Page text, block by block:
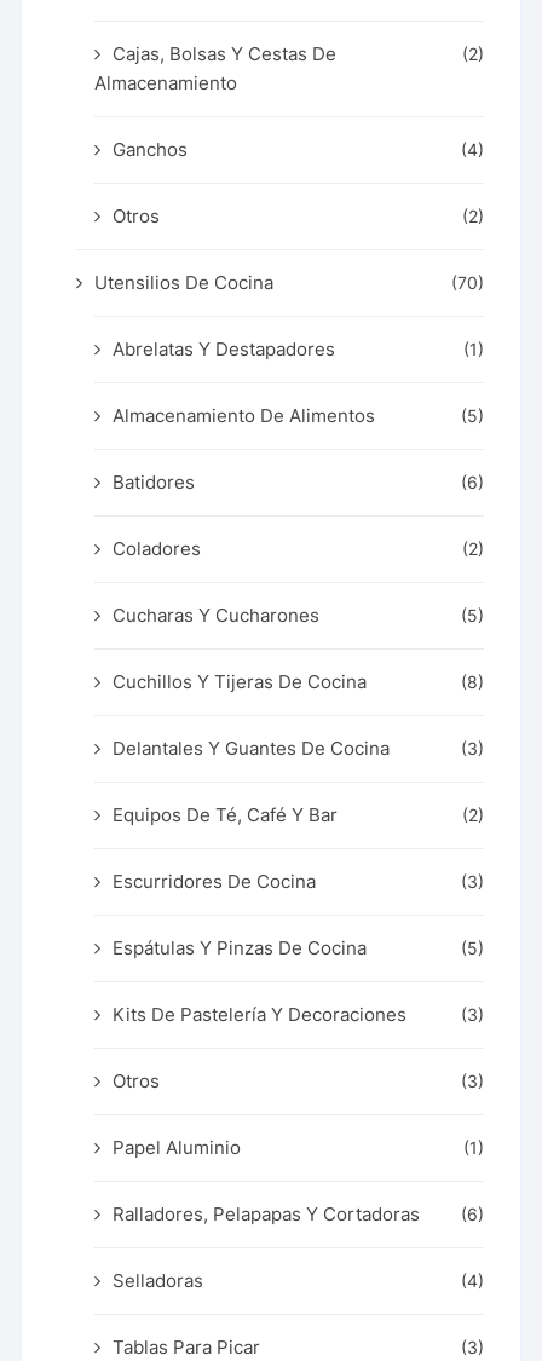
Cajas, Bolsas Y Cestas De
Almacenamiento
(2)
Ganchos (4)
Otros (2)
Utensilios De Cocina (70)
Abrelatas Y Destapadores (1)
Almacenamiento De Alimentos (5)
Batidores (6)
Coladores (2)
Cucharas Y Cucharones (5)
Cuchillos Y Tijeras De Cocina (8)
Delantales Y Guantes De Cocina (3)
Equipos De Té, Café Y Bar (2)
Escurridores De Cocina (3)
Espátulas Y Pinzas De Cocina (5)
Kits De Pastelería Y Decoraciones (3)
Otros (3)
Papel Aluminio (1)
Ralladores, Pelapapas Y Cortadoras (6)
Selladoras (4)
Tablas Para Picar (3)